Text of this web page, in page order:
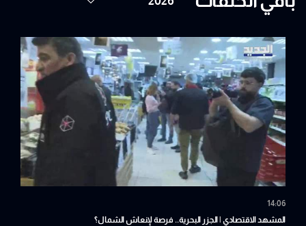
14:06
المشهد الاقتصادي | الجزر البحرية.. فرصة لإنعاش الشمال؟